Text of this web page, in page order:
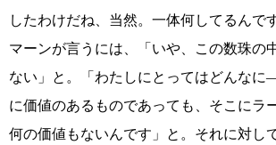
したわけだね、当然。一体何してるんで
マーンが言うには、「いや、この数珠の
ない」と。「わたしにとってはどんな
に価値のあるものであっても、そこにラ
何の価値もないんです」と。それに対し